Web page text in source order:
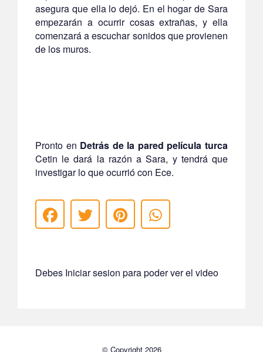
asegura que ella lo dejó. En el hogar de Sara
empezarán a ocurrir cosas extrañas, y ella
comenzará a escuchar sonidos que provienen
de los muros.
Pronto en Detrás de la pared película turca
Cetin le dará la razón a Sara, y tendrá que
investigar lo que ocurrió con Ece.
Debes Iniciar sesion para poder ver el video
© Copyright 2026